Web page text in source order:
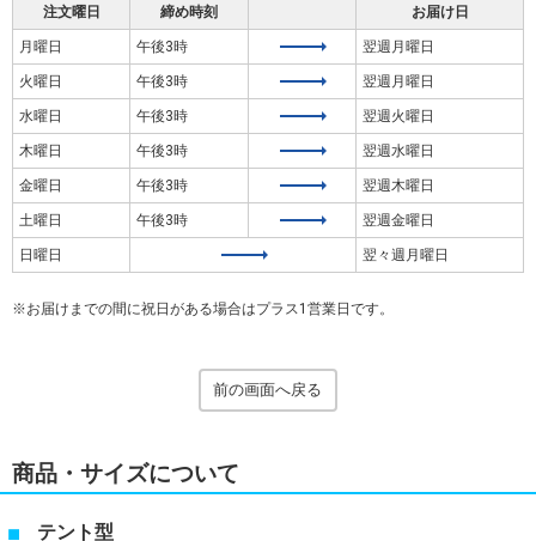
注文曜日 締め時刻 お届け日
月曜日 午後3時 翌週月曜日
火曜日 午後3時 翌週月曜日
水曜日 午後3時 翌週火曜日
木曜日 午後3時 翌週水曜日
金曜日 午後3時 翌週木曜日
土曜日 午後3時 翌週金曜日
日曜日 翌々週月曜日
お届けまでの間に祝日がある場合はプラス1営業日です。
前の画面へ戻る
商品・サイズについて
テント型